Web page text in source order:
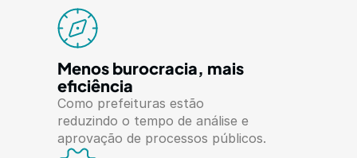
Menos burocracia, mais
eficiência
Como prefeituras estão
reduzindo o tempo de análise e
aprovação de processos públicos.